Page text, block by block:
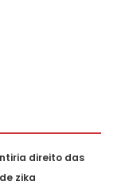
direito das
zika